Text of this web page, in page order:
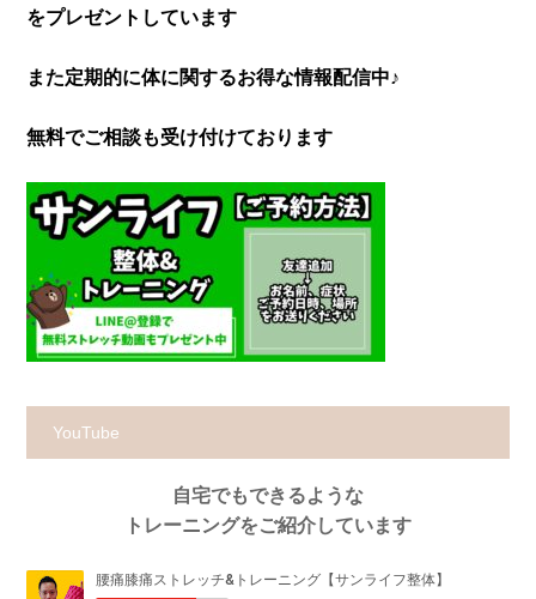
をプレゼントしています
また定期的に体に関するお得な情報配信中♪
無料でご相談も受け付けております
YouTube
自宅でもできるような
トレーニングをご紹介しています